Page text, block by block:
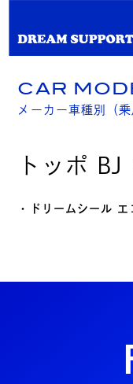
CAR
メーカー車種別（乗
トッポ BJ
・ドリームシール